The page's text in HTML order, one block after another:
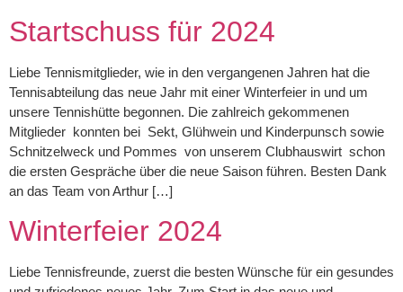
Startschuss für 2024
Liebe Tennismitglieder, wie in den vergangenen Jahren hat die
Tennisabteilung das neue Jahr mit einer Winterfeier in und um
unsere Tennishütte begonnen. Die zahlreich gekommenen
Mitglieder konnten bei Sekt, Glühwein und Kinderpunsch sowie
Schnitzelweck und Pommes von unserem Clubhauswirt schon
die ersten Gespräche über die neue Saison führen. Besten Dank
an das Team von Arthur […]
Winterfeier 2024
Liebe Tennisfreunde, zuerst die besten Wünsche für ein gesundes